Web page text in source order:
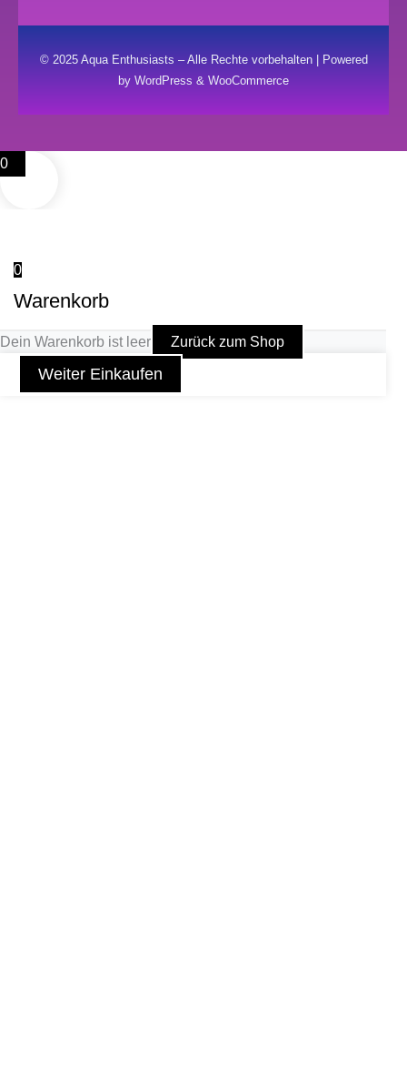
© 2025 Aqua Enthusiasts – Alle Rechte vorbehalten | Powered
by WordPress & WooCommerce
0
0
Warenkorb
Dein Warenkorb ist leer Zurück zum Shop
Weiter Einkaufen